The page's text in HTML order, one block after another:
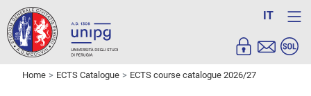
IT
Home ECTS Catalogue ECTS course catalogue 2026/27